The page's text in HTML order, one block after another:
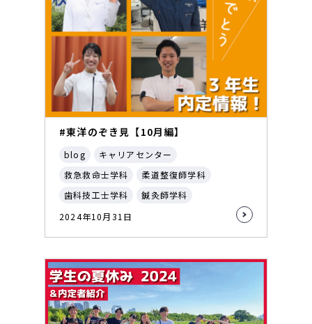
#東洋のぞき見【10月編】
blog
キャリアセンター
救急救命士学科
柔道整復師学科
歯科技工士学科
鍼灸師学科
2024年10月31日